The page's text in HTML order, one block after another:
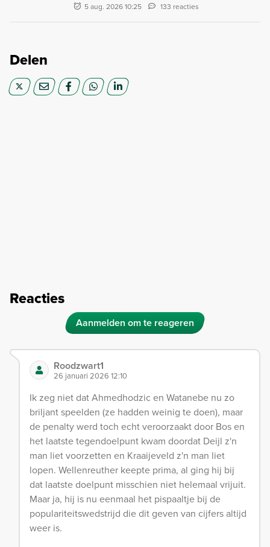
5 aug. 2026 10:25 133 reacties
Delen
Reacties
Aanmelden om te reageren
Roodzwart1
26 januari 2026 12:10
Ik zeg niet dat Ahmedhodzic en Watanebe nu zo
briljant speelden (ze hadden weinig te doen), maar
de penalty werd toch echt veroorzaakt door Bos en
het laatste tegendoelpunt kwam doordat Deijl z'n
man liet voorzetten en Kraaijeveld z'n man liet
lopen. Wellenreuther keepte prima, al ging hij bij
dat laatste doelpunt misschien niet helemaal vrijuit.
Maar ja, hij is nu eenmaal het pispaaltje bij de
populariteitswedstrijd die dit geven van cijfers altijd
weer is.